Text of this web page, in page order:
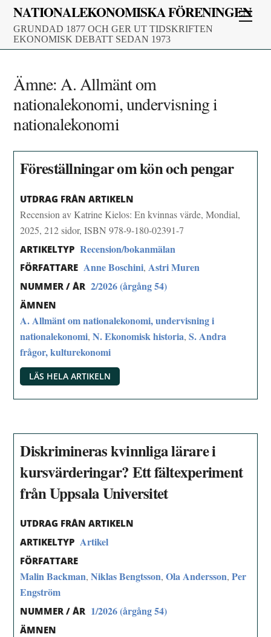
Skip
content
NATIONALEKONOMISKA FÖRENINGEN
GRUNDAD 1877 OCH GER UT TIDSKRIFTEN
EKONOMISK DEBATT SEDAN 1973
Ämne:A. Allmänt om
nationalekonomi, undervisning i
nationalekonomi
Föreställningar om kön och pengar
UTDRAG FRÅN ARTIKELN
Recension av Katrine Kielos: En kvinnas värde, Mondial,
2025, 212 sidor, ISBN 978-9-180-02391-7
ARTIKELTYP Recension/bokanmälan
FÖRFATTARE Anne Boschini,Astri Muren
NUMMER / ÅR 2/2026 (årgång 54)
ÄMNEN
A. Allmänt om nationalekonomi, undervisning i
nationalekonomi,N. Ekonomisk historia,S. Andra
frågor, kulturekonomi
LÄS HELA ARTIKELN
Diskrimineras kvinnliga lärare i
kursvärderingar? Ett fältexperiment
från Uppsala Universitet
UTDRAG FRÅN ARTIKELN
ARTIKELTYP Artikel
FÖRFATTARE
Malin Backman,Niklas Bengtsson,Ola Andersson,Per
Engström
NUMMER / ÅR 1/2026 (årgång 54)
ÄMNEN